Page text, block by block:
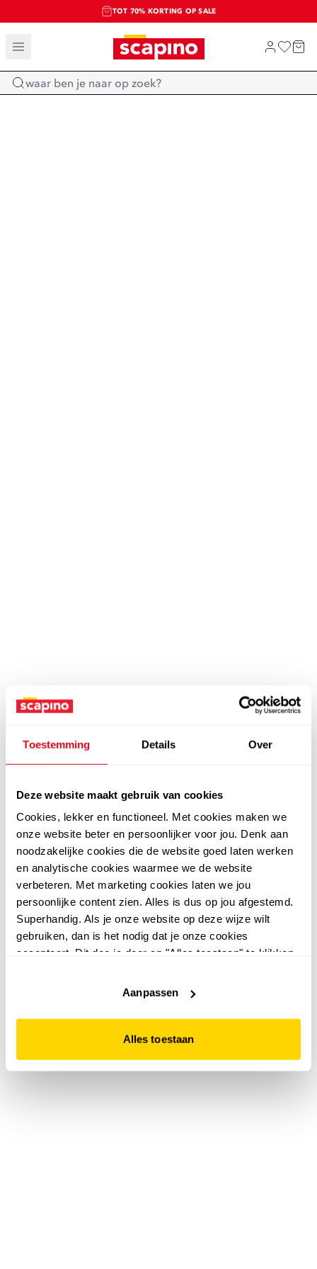
Toestemming Details Over
Deze website maakt gebruik van cookies
Cookies, lekker en functioneel. Met cookies maken we
onze website beter en persoonlijker voor jou. Denk aan
noodzakelijke cookies die de website goed laten werken
en analytische cookies waarmee we de website
verbeteren. Met marketing cookies laten we jou
persoonlijke content zien. Alles is dus op jou afgestemd.
Superhandig. Als je onze website op deze wijze wilt
gebruiken, dan is het nodig dat je onze cookies
accepteert. Dit doe je door op "Alles toestaan" te klikken.
website niet optimaal functioneert.
Aanpassen
Alles toestaan
TOT 70% KORTING OP SALE
SALE: LAATSTE KANS!
SHOP NIEUW
Home